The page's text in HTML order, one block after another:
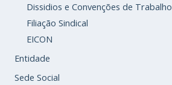
Dissidios e Convenções de Trabalho
Filiação Sindical
EICON
Entidade
Sede Social